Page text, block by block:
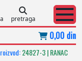
pretraga
0,00 din
24827-3 | RANAC